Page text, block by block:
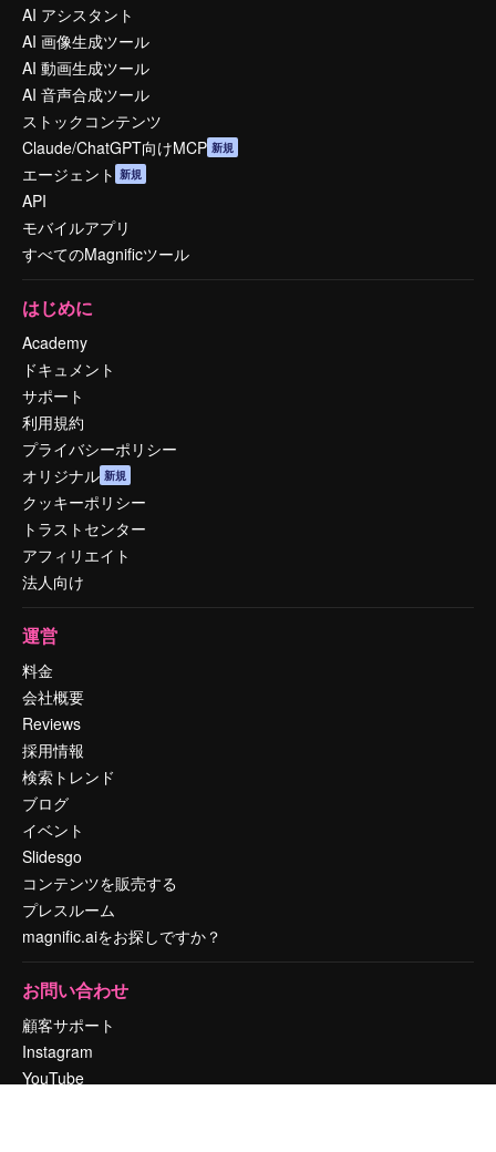
AI アシスタント
AI 画像生成ツール
AI 動画生成ツール
AI 音声合成ツール
ストックコンテンツ
Claude/ChatGPT向けMCP 新規
エージェント 新規
API
モバイルアプリ
すべてのMagnificツール
はじめに
Academy
ドキュメント
サポート
利用規約
プライバシーポリシー
オリジナル 新規
クッキーポリシー
トラストセンター
アフィリエイト
法人向け
運営
料金
会社概要
Reviews
採用情報
検索トレンド
ブログ
イベント
Slidesgo
コンテンツを販売する
プレスルーム
magnific.aiをお探しですか？
お問い合わせ
顧客サポート
Instagram
YouTube